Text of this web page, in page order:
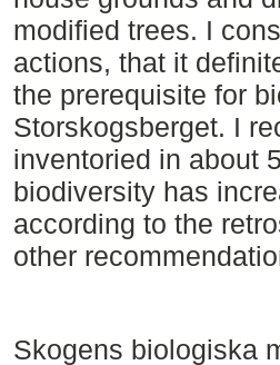
modified trees. I
actions, that it
the prerequisite for
Storskogsberget. I
inventoried in about
biodiversity has
according to the
other
Skogens biologiska